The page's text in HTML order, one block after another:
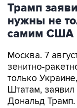
Трамп
нужны не
самим США
Москва. 7
зенитно-
только
Штатам,
Дональд Трамп.